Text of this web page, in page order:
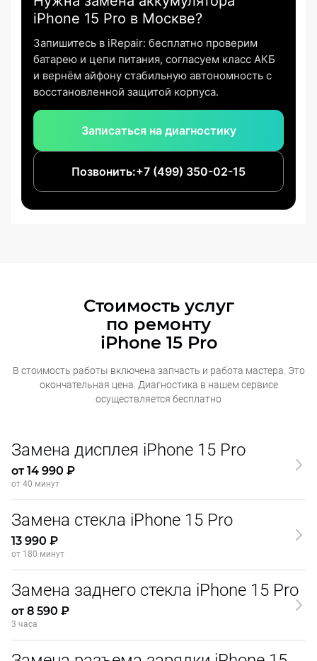
iPhone 15 Pro в Москве?
Запишитесь в iRepair: бесплатно проверим
батарею и цепи питания, согласуем класс АКБ
и вернём айфону стабильную автономность с
восстановленной защитой корпуса.
Записаться на диагностику
Позвонить:+7 (499) 350-02-15
Стоимость услуг
по ремонту
iPhone 15 Pro
В стоимость работы включена запчасть и работа мастера. Это
окончательная цена. Диагностика в нашем сервисе
осуществляется бесплатно
Замена дисплея iPhone 15 Pro
от 14 990 ₽
от 40 минут
Замена стекла iPhone 15 Pro
13 990 ₽
от 180 минут
Замена заднего стекла iPhone 15 Pro
от 8 590 ₽
3 часа